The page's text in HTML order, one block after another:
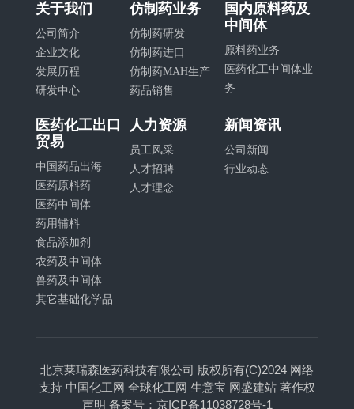
关于我们
公司简介
企业文化
发展历程
研发中心
仿制药业务
仿制药研发
仿制药进口
仿制药MAH生产
药品销售
国内原料药及
中间体
原料药业务
医药化工中间体业
务
医药化工出口
贸易
中国药品出海
医药原料药
医药中间体
药用辅料
食品添加剂
农药及中间体
兽药及中间体
其它基础化学品
人力资源
员工风采
人才招聘
人才理念
新闻资讯
公司新闻
行业动态
北京莱瑞森医药科技有限公司 版权所有(C)2024 网络
支持 中国化工网 全球化工网 生意宝 网盛建站 著作权
声明 备案号：京ICP备11038728号-1